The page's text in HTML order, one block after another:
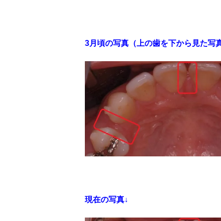
3月頃の写真（上の歯を下から見た写
現在の写真↓